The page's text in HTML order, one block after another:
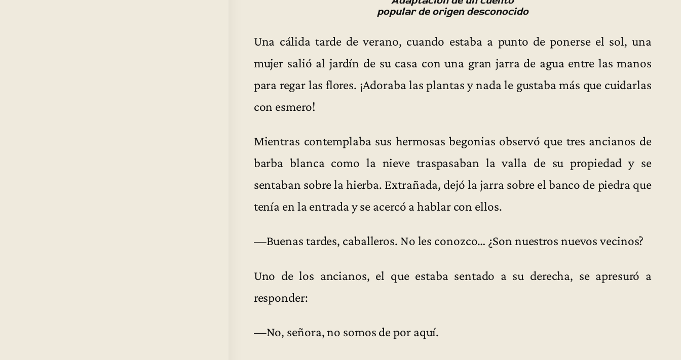
popular de origen desconocido
Una cálida tarde de verano, cuando estaba a punto de ponerse el sol, una
mujer salió al jardín de su casa con una gran jarra de agua entre las manos
para regar las flores. ¡Adoraba las plantas y nada le gustaba más que cuidarlas
con esmero!
Mientras contemplaba sus hermosas begonias observó que tres ancianos de
barba blanca como la nieve traspasaban la valla de su propiedad y se
sentaban sobre la hierba. Extrañada, dejó la jarra sobre el banco de piedra que
tenía en la entrada y se acercó a hablar con ellos.
—Buenas tardes, caballeros. No les conozco… ¿Son nuestros nuevos vecinos?
Uno de los ancianos, el que estaba sentado a su derecha, se apresuró a
responder:
—No, señora, no somos de por aquí.